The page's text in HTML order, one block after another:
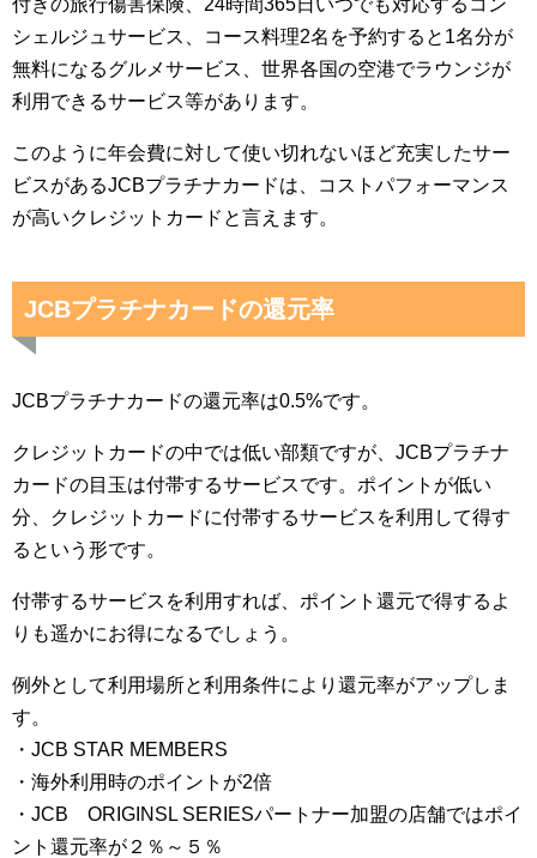
付きの旅行傷害保険、24時間365日いつでも対応するコン
シェルジュサービス、コース料理2名を予約すると1名分が
無料になるグルメサービス、世界各国の空港でラウンジが
利用できるサービス等があります。
このように年会費に対して使い切れないほど充実したサー
ビスがあるJCBプラチナカードは、コストパフォーマンス
が高いクレジットカードと言えます。
JCBプラチナカードの還元率
JCBプラチナカードの還元率は0.5%です。
クレジットカードの中では低い部類ですが、JCBプラチナ
カードの目玉は付帯するサービスです。ポイントが低い
分、クレジットカードに付帯するサービスを利用して得す
るという形です。
付帯するサービスを利用すれば、ポイント還元で得するよ
りも遥かにお得になるでしょう。
例外として利用場所と利用条件により還元率がアップしま
す。
・JCB STAR MEMBERS
・海外利用時のポイントが2倍
・JCB ORIGINSL SERIESパートナー加盟の店舗ではポイ
ント還元率が２％～５％